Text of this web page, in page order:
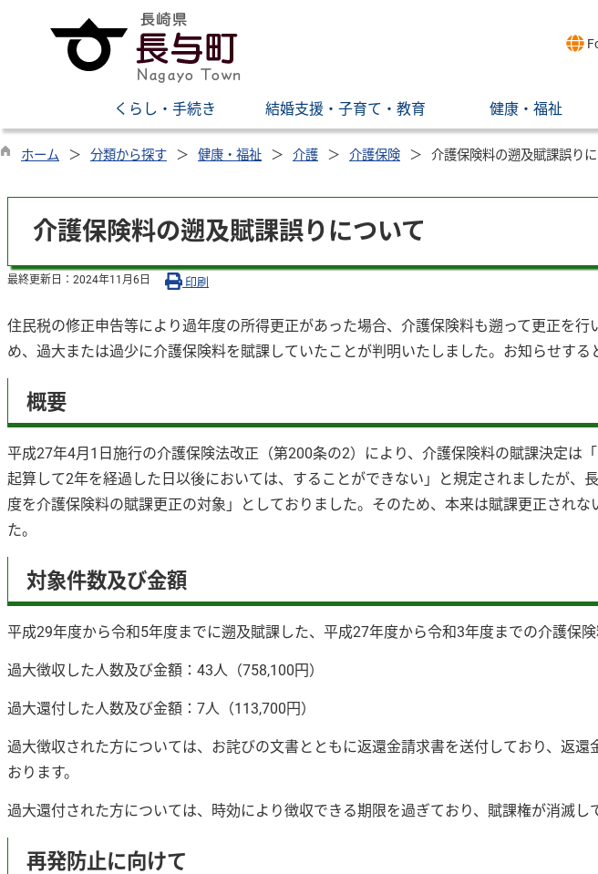
くらし・手続き 結婚支援・子育て・教育 健康・福祉
ホーム 分類から探す 健康・福祉 介護 介護保険 介護保険料の遡及賦課誤り
介護保険料の遡及賦課誤りについて
最終更新日： 2024年11月6日 印刷
住民税の修正申告等により過年度の所得更正があった場合、介護保険料も遡って更正を
め、過大または過少に介護保険料を賦課していたことが判明いたしました。お知らせする
概要
平成27年4月1日施行の介護保険法改正（第200条の2）により、介護保険料の賦課決定は
起算して2年を経過した日以後においては、することができない」と規定されましたが、
度を介護保険料の賦課更正の対象」としておりました。そのため、本来は賦課更正され
た。
対象件数及び金額
平成29年度から令和5年度までに遡及賦課した、平成27年度から令和3年度までの介護保
過大徴収した人数及び金額：43人（758,100円）
過大還付した人数及び金額：7人（113,700円）
過大徴収された方については、お詫びの文書とともに返還金請求書を送付しており、返
おります。
過大還付された方については、時効により徴収できる期限を過ぎており、賦課権が消滅し
再発防止に向けて